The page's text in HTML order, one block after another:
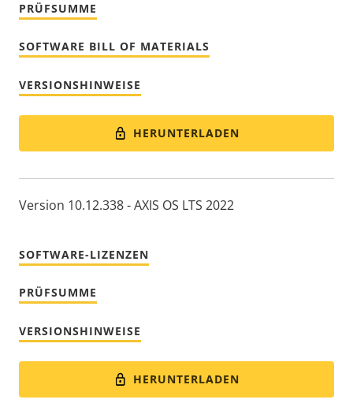
PRÜFSUMME
SOFTWARE BILL OF MATERIALS
VERSIONSHINWEISE
HERUNTERLADEN
Version 10.12.338 - AXIS OS LTS 2022
SOFTWARE-LIZENZEN
PRÜFSUMME
VERSIONSHINWEISE
HERUNTERLADEN